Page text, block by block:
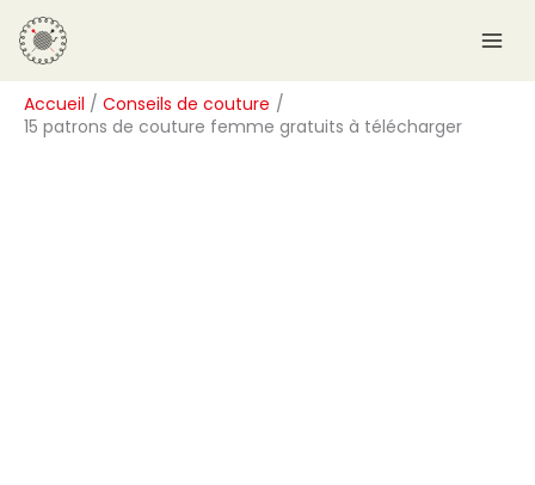
Aller
au
contenu
Accueil
Conseils de couture
15 patrons de couture femme gratuits à télécharger
R
e
c
h